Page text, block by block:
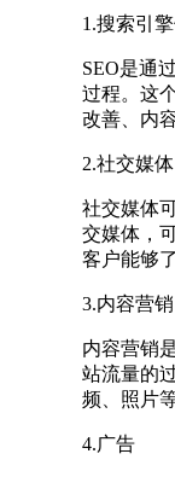
1.搜索引
SEO是通
过程。这
改善、内
2.社交媒体
社交媒体
交媒体，
客户能够
3.内容营销
内容营销
站流量的
频、照片
4.广告